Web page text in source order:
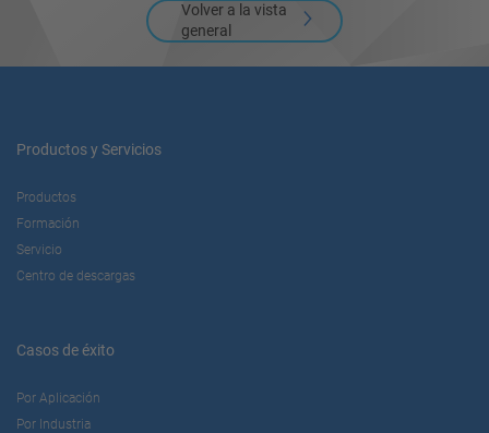
Volver a la vista
general
Productos y Servicios
Productos
Formación
Servicio
Centro de descargas
Casos de éxito
Por Aplicación
Por Industria